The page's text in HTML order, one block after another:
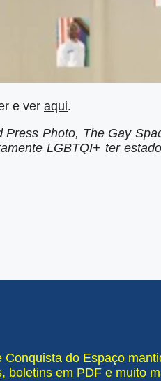
e ver aqui.
Photo, The Gay
LGBTQI+ ter
do Espaço
em PDF e muito